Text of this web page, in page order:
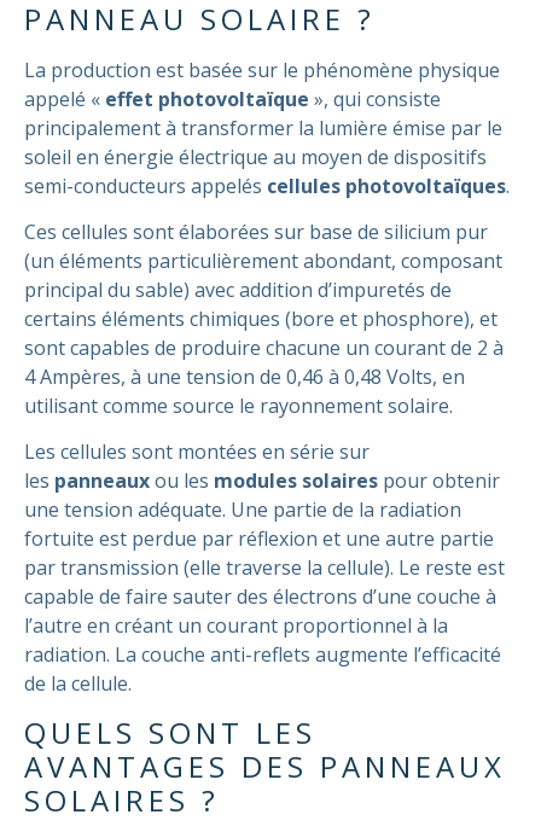
PANNEAU SOLAIRE ?
La production est basée sur le phénomène physique
appelé « effet photovoltaïque », qui consiste
principalement à transformer la lumière émise par le
soleil en énergie électrique au moyen de dispositifs
semi-conducteurs appelés cellules photovoltaïques.
Ces cellules sont élaborées sur base de silicium pur
(un éléments particulièrement abondant, composant
principal du sable) avec addition d’impuretés de
certains éléments chimiques (bore et phosphore), et
sont capables de produire chacune un courant de 2 à
4 Ampères, à une tension de 0,46 à 0,48 Volts, en
utilisant comme source le rayonnement solaire.
Les cellules sont montées en série sur
les panneauxou les modules solaires pour obtenir
une tension adéquate. Une partie de la radiation
fortuite est perdue par réflexion et une autre partie
par transmission (elle traverse la cellule). Le reste est
capable de faire sauter des électrons d’une couche à
l’autre en créant un courant proportionnel à la
radiation. La couche anti-reflets augmente l’efficacité
de la cellule.
QUELS SONT LES
AVANTAGES DES PANNEAUX
SOLAIRES ?